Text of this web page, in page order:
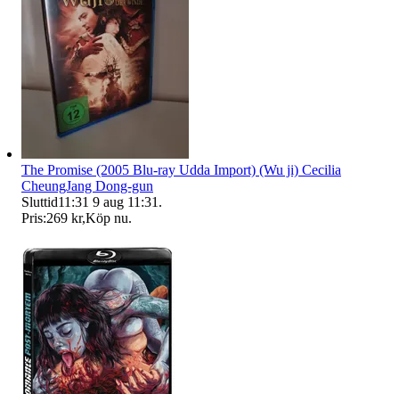
The Promise (2005 Blu-ray Udda Import) (Wu ji) Cecilia
CheungJang Dong-gun
Sluttid11:31 9 aug 11:31 .
Pris:269 kr,Köp nu.